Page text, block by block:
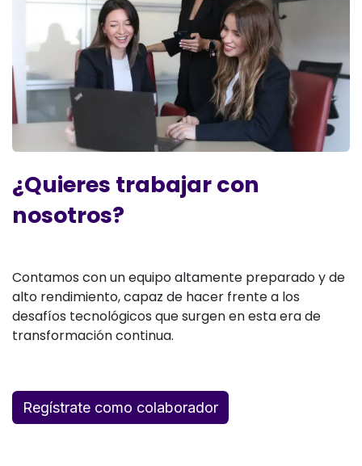
¿Quieres trabajar con
nosotros?
Contamos con un equipo altamente preparado y de
alto rendimiento, capaz de hacer frente a los
desafíos tecnológicos que surgen en esta era de
transformación continua.
Regístrate como colaborador